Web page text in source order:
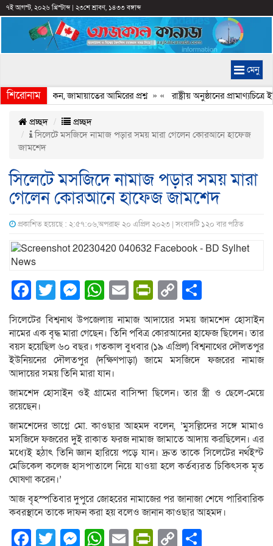
৭ই আগস্ট, ২০২৬ খ্রিস্টাব্দ| ২৩শে শ্রাবণ, ১৪৩৩ বঙ্গাব্দ
মেনু
শিরোনাম
হচ্ছে কেন, জামায়াতের আমিরের প্রশ্ন» «রাষ্ট্রীয় অনুষ্ঠানের
প্রচ্ছদ
প্রচ্ছদ
সিলেটে মসজিদে নামাজ পড়ার সময় মারা গেলেন কোরআনে হাফেজ
জামশেদ
সিলেটে মসজিদে নামাজ পড়ার সময় মারা
গেলেন কোরআনে হাফেজ জামশেদ
প্রকাশিত হয়েছে : ২:৫৭:০৬,অপরাহ্ন ২০ এপ্রিল ২০২৩ | সংবাদটি ১২০ বার পঠিত
Facebook
Twitter
Messenger
WhatsApp
EmailPrintFriendly
Copy
Link
সিলেটের বিশ্বনাথ উপজেলায় নামাজ আদায়ের সময় জামশেদ হোসাইন
নামের এক বৃদ্ধ মারা গেছেন। তিনি পবিত্র কোরআনের হাফেজ ছিলেন। তার
বয়স হয়েছিল ৬০ বছর। গতকাল বুধবার (১৯ এপ্রিল) বিশ্বনাথের দৌলতপুর
ইউনিয়নের দৌলতপুর (দক্ষিণপাড়া) জামে মসজিদে ফজরের নামাজ
আদায়ের সময় তিনি মারা যান।
জামশেদ হোসাইন ওই গ্রামের বাসিন্দা ছিলেন। তার স্ত্রী ও ছেলে-মেয়ে
রয়েছেন।
জামশেদের ভাগ্নে মো. কাওছার আহমদ বলেন, ‘মুসল্লিদের সঙ্গে মামাও
মসজিদে ফজরের দুই রাকাত ফরজ নামাজ জামাতে আদায় করছিলেন। এর
মধ্যেই হঠাৎ তিনি জ্ঞান হারিয়ে পড়ে যান। দ্রুত তাকে সিলেটের নর্থইস্ট
মেডিকেল কলেজ হাসপাতালে নিয়ে যাওয়া হলে কর্তব্যরত চিকিৎসক মৃত
ঘোষণা করেন।’
আজ বৃহস্পতিবার দুপুরে জোহরের নামাজের পর জানাজা শেষে পারিবারিক
কবরস্থানে তাকে দাফন করা হয় বলেও জানান কাওছার আহমদ।
Facebook
Twitter
Messenger
WhatsApp
EmailPrintFriendly
Copy